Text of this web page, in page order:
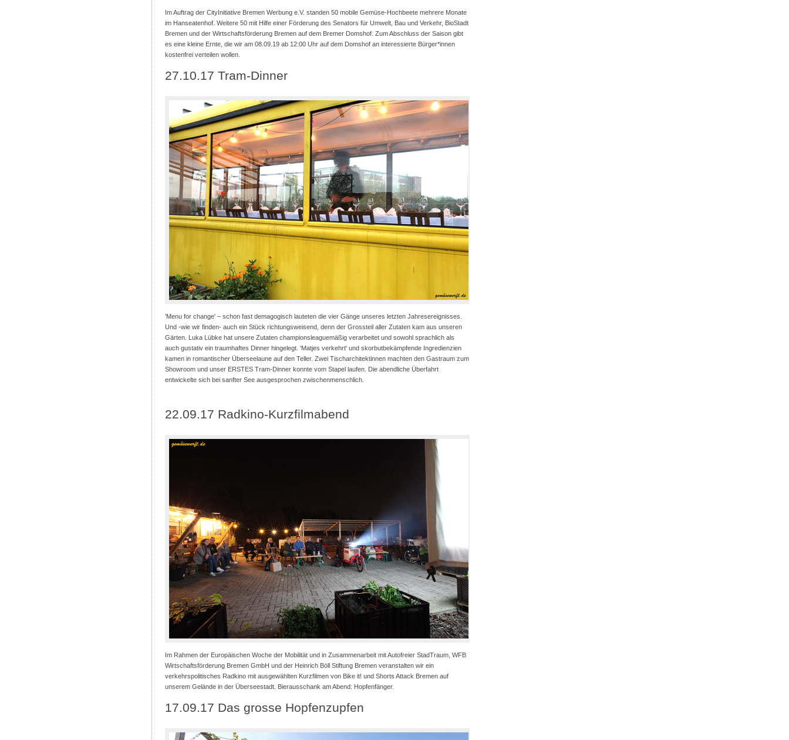
Im Auftrag der CityInitiative Bremen Werbung e.V. standen 50 mobile Gemüse-Hochbeete mehrere Monate
im Hanseatenhof. Weitere 50 mit Hilfe einer Förderung des Senators für Umwelt, Bau und Verkehr, BioStadt
Bremen und der Wirtschaftsförderung Bremen auf dem Bremer Domshof. Zum Abschluss der Saison gibt
es eine kleine Ernte, die wir am 08.09.19 ab 12:00 Uhr auf dem Domshof an interessierte Bürger*innen
kostenfrei verteilen wollen.
27.10.17 Tram-Dinner
'Menu for change' – schon fast demagogisch lauteten die vier Gänge unseres letzten Jahresereignisses.
Und -wie wir finden- auch ein Stück richtungsweisend, denn der Grossteil aller Zutaten kam aus unseren
Gärten. Luka Lübke hat unsere Zutaten championsleaguemäßig verarbeitet und sowohl sprachlich als
auch gustativ ein traumhaftes Dinner hingelegt. 'Matjes verkehrt' und skorbutbekämpfende Ingredienzien
kamen in romantischer Überseelaune auf den Teller. Zwei Tischarchitektinnen machten den Gastraum zum
Showroom und unser ERSTES Tram-Dinner konnte vom Stapel laufen. Die abendliche Überfahrt
entwickelte sich bei sanfter See ausgesprochen zwischenmenschlich.
22.09.17 Radkino-Kurzfilmabend
Im Rahmen der Europäischen Woche der Mobilität und in Zusammenarbeit mit Autofreier StadTraum, WFB
Wirtschaftsförderung Bremen GmbH und der Heinrich Böll Stiftung Bremen veranstalten wir ein
verkehrspolitisches Radkino mit ausgewählten Kurzfilmen von Bike it! und Shorts Attack Bremen auf
unserem Gelände in der Überseestadt. Bierausschank am Abend: Hopfenfänger.
17.09.17 Das grosse Hopfenzupfen